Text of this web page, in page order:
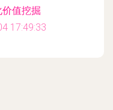
值挖掘
17:49:33